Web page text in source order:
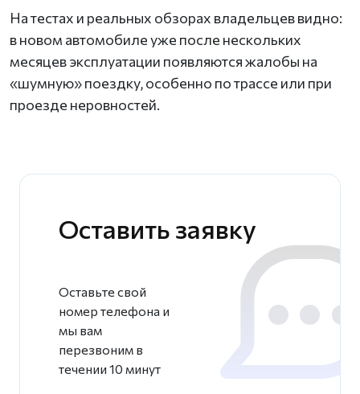
На тестах и реальных обзорах владельцев видно:
в новом автомобиле уже после нескольких
месяцев эксплуатации появляются жалобы на
«шумную» поездку, особенно по трассе или при
проезде неровностей.
Оставить заявку
Оставьте свой
номер телефона и
мы вам
перезвоним в
течении 10 минут